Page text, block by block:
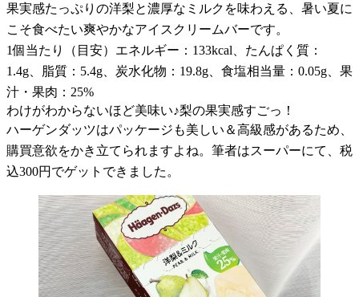
果実感たっぷりの洋梨と濃厚なミルクを味わえる、暑い夏に
こそ食べたい爽やかなアイスクリームバーです。
1個当たり（目安）エネルギー：133kcal、たんぱく質：
1.4g、脂質：5.4g、炭水化物：19.8g、食塩相当量：0.05g、果
汁・果肉：25%
わけがわからないほど美味い♪梨の果実感すごっ！
ハーゲンダッツはパッケージも美しい＆高級感があるため、
購買意欲をかき立てられますよね。筆者はスーパーにて、税
込300円でゲットできました。